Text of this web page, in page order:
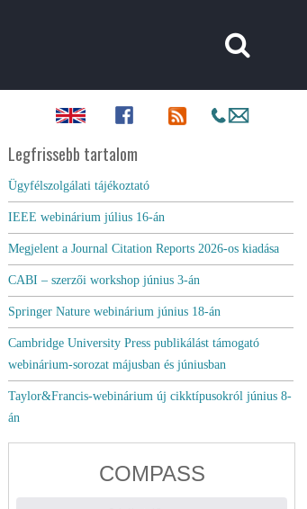
Legfrissebb tartalom
Ügyfélszolgálati tájékoztató
IEEE webinárium július 16-án
Megjelent a Journal Citation Reports 2026-os kiadása
CABI – szerzői workshop június 3-án
Springer Nature webinárium június 18-án
Cambridge University Press publikálást támogató
webinárium-sorozat májusban és júniusban
Taylor&Francis-webinárium új cikktípusokról június 8-
án